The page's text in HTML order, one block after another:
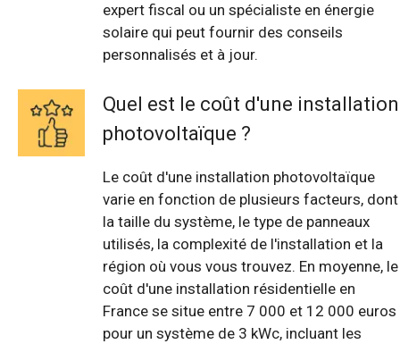
expert fiscal ou un spécialiste en énergie
solaire qui peut fournir des conseils
personnalisés et à jour.
Quel est le coût d'une installation
photovoltaïque ?
Le coût d'une installation photovoltaïque
varie en fonction de plusieurs facteurs, dont
la taille du système, le type de panneaux
utilisés, la complexité de l'installation et la
région où vous vous trouvez. En moyenne, le
coût d'une installation résidentielle en
France se situe entre 7 000 et 12 000 euros
pour un système de 3 kWc, incluant les